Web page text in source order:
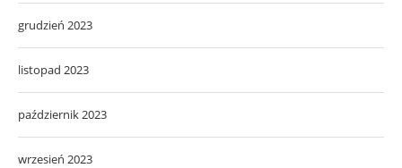
grudzień 2023
listopad 2023
październik 2023
wrzesień 2023